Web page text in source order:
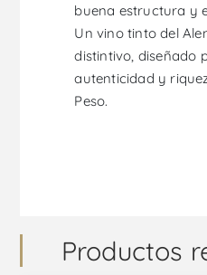
buena estructura y
Un vino tinto del
distintivo, diseñado
autenticidad y
Peso.
Productos